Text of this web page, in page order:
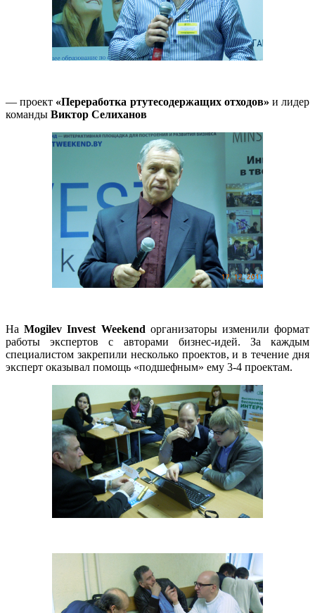
— проект «Переработка ртутесодержащих отходов» и лидер
команды Виктор Селиханов
НаMogilev Invest Weekendорганизаторы изменили формат
работы экспертов с авторами бизнес-идей. За каждым
специалистом закрепили несколько проектов, и в течение дня
эксперт оказывал помощь «подшефным» ему 3-4 проектам.